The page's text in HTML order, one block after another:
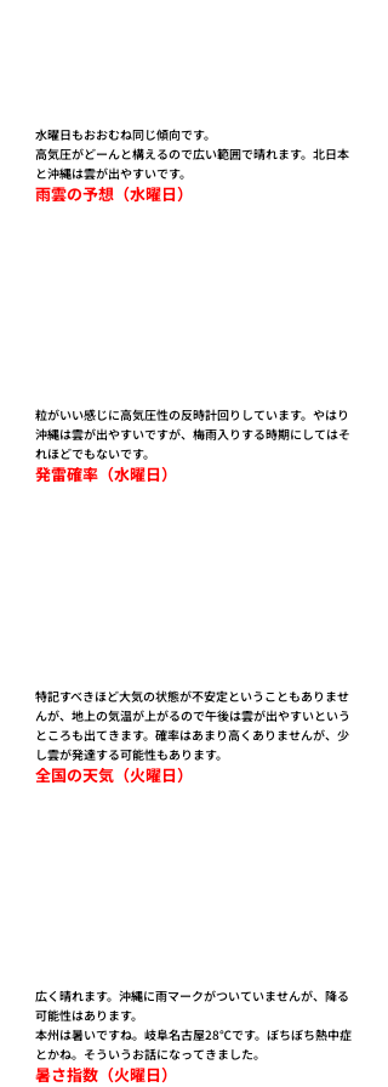
水曜日もおおむね同じ傾向です。
高気圧がどーんと構えるので広い範囲で晴れます。北日本
と沖縄は雲が出やすいです。
雨雲の予想（水曜日）
粒がいい感じに高気圧性の反時計回りしています。やはり
沖縄は雲が出やすいですが、梅雨入りする時期にしてはそ
れほどでもないです。
発雷確率（水曜日）
特記すべきほど大気の状態が不安定ということもありませ
んが、地上の気温が上がるので午後は雲が出やすいという
ところも出てきます。確率はあまり高くありませんが、少
し雲が発達する可能性もあります。
全国の天気（火曜日）
広く晴れます。沖縄に雨マークがついていませんが、降る
可能性はあります。
本州は暑いですね。岐阜名古屋28℃です。ぼちぼち熱中症
とかね。そういうお話になってきました。
暑さ指数（火曜日）